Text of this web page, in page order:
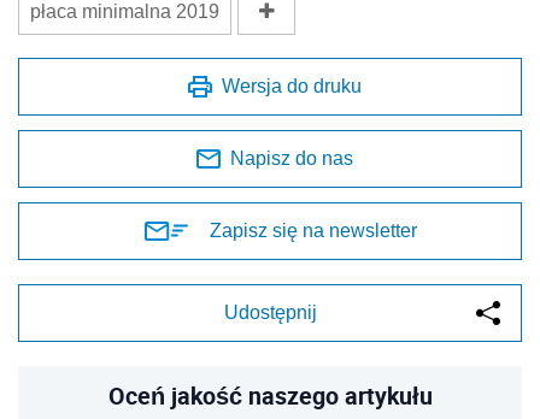
płaca minimalna 2019
Wersja do druku
Napisz do nas
Zapisz się na newsletter
Udostępnij
Oceń jakość naszego artykułu